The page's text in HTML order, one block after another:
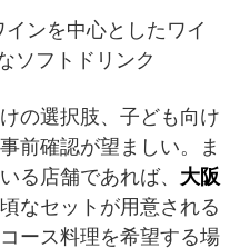
インを中心としたワイ
ソフトドリンク
の選択肢、子ども向け
前確認が望ましい。ま
る店舗であれば、 大阪
なセットが用意される
ース料理を希望する場